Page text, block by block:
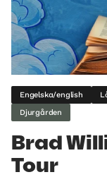
Engelska/english
Djurgården
Brad
Tour